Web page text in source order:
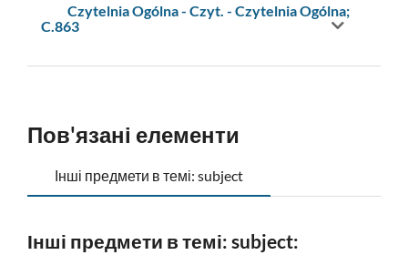
Czytelnia Ogólna - Czyt. - Czytelnia Ogólna;
C.863
Пов'язані елементи
Інші предмети в темі: subject
Інші предмети в темі: subject: